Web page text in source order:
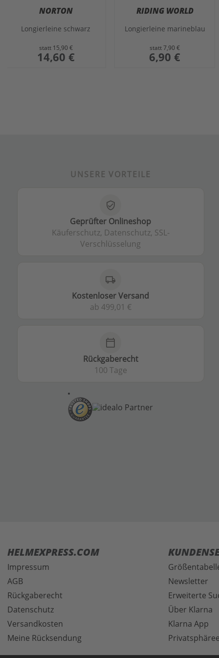
NORTON
Longierleine schwarz
statt 15,90 €
sonderangebot
14,60 €
RIDING WORLD
Longierleine marineblau
statt7,90 €
sonderangebot
6,90 €
UNSERE VORTEILE
verified_user
Geprüfter Onlineshop
Käuferschutz, Datenschutz, SSL-
Verschlüsselung
local_shipping
Kostenloser Versand
ab 499,01 €
calendar_today
Rückgaberecht
100 Tage
HELMEXPRESS.COM
Impressum
AGB
Rückgaberecht
Datenschutz
Versandkosten
Meine Rücksendung
Newsletter
Erweiterte
Über Klarna
Klarna App